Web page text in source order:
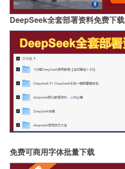
DeepSeek全套部署资料免费下载
免费可商用字体批量下载